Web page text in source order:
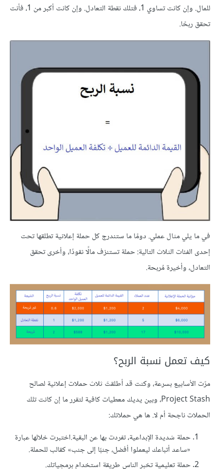
للمال. وإن كانت تساوي 1، فتلك نقطة التعادل. وإن كانت أكبر من 1، فأنت
تحقق ربحًا.
في ما يلي مثال عملي. دومًا ما ستندرج كل حملة إعلانية تطلقها تحت
إحدى الفئات الثلاث التالية: حملة تستنزف مالًا نقودًا، وأخرى تحقق
التعادل، وأخيرة مُربحة.
كيف تعمل نسبة الربح؟
مرّت الأسابيع بسرعة، وكنت قد أطلقتَ ثلاث حملات إعلانية لصالح
Project Stash، وبين يديك معطيات كافية لتقرر ما إن كانت تلك
الحملات ناجحة أم لا. ها هي حملاتك:
حملة شديدة الإبداعية، تفردت بها عن البقية.اختبرت خلالها عبارة
«ساعد أتباعك ليعملوا أفضل، جنبًا إلى جنب» كقالب للحملة.
حملة تعليمية تخبر الناس طريقة استخدام برمجياتك.